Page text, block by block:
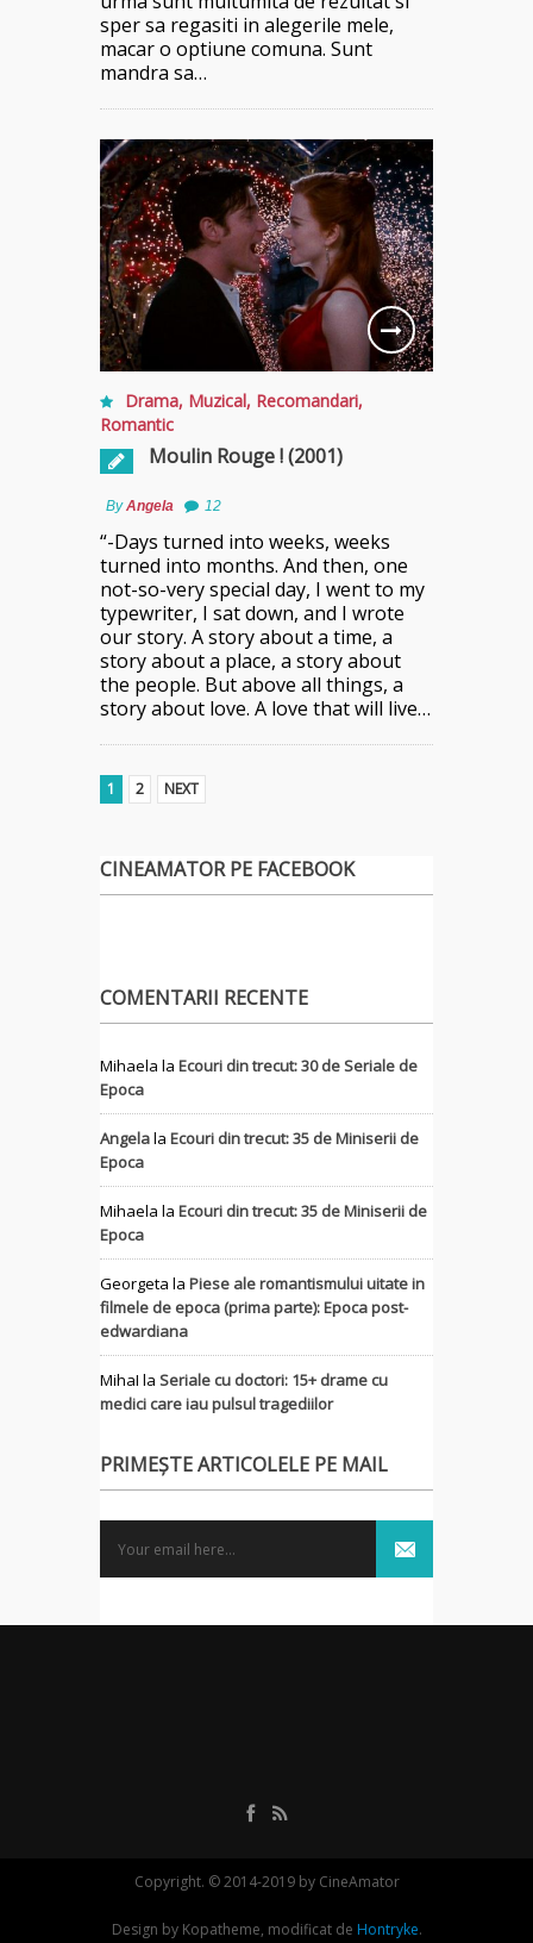
sper sa regasiti in alegerile mele,
macar o optiune comuna. Sunt
mandra sa…
Drama, Muzical, Recomandari,
Romantic
Moulin Rouge ! (2001)
ByAngela 12
“-Days turned into weeks, weeks
turned into months. And then, one
not-so-very special day, I went to my
typewriter, I sat down, and I wrote
our story. A story about a time, a
story about a place, a story about
the people. But above all things, a
story about love. A love that will live…
1 2 NEXT
CINEAMATOR PE FACEBOOK
COMENTARII RECENTE
Mihaela la Ecouri din trecut: 30 de Seriale de
Epoca
Angelala Ecouri din trecut: 35 de Miniserii de
Epoca
Mihaela la Ecouri din trecut: 35 de Miniserii de
Epoca
Georgeta la Piese ale romantismului uitate in
filmele de epoca (prima parte): Epoca post-
edwardiana
MihaI la Seriale cu doctori: 15+ drame cu
medici care iau pulsul tragediilor
PRIMEȘTE ARTICOLELE PE MAIL
Copyright. © 2014-2019 by CineAmator
Design by Kopatheme, modificat de Hontryke.